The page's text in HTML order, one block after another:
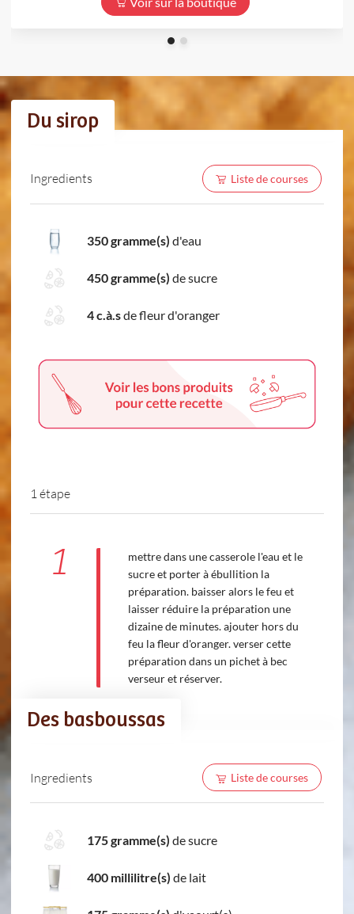
Du sirop
Ingredients Liste de courses
350 gramme(s) d'eau
450 gramme(s) de sucre
4 c.à.sde fleur d'oranger
1 étape
1
mettre dans une casserole l'eau et le
sucre et porter à ébullition la
préparation. baisser alors le feu et
laisser réduire la préparation une
dizaine de minutes. ajouter hors du
feu la fleur d'oranger. verser cette
préparation dans un pichet à bec
verseur et réserver.
Des basboussas
Ingredients Liste de courses
175 gramme(s) de sucre
400 millilitre(s) de lait